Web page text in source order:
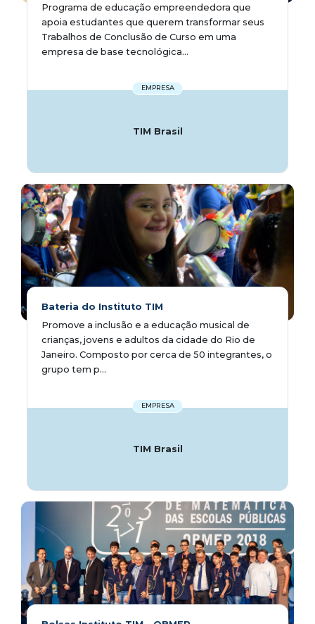
Programa de educação empreendedora que
apoia estudantes que querem transformar seus
Trabalhos de Conclusão de Curso em uma
empresa de base tecnológica...
EMPRESA
TIM Brasil
Bateria do Instituto TIM
Promove a inclusão e a educação musical de
crianças, jovens e adultos da cidade do Rio de
Janeiro. Composto por cerca de 50 integrantes, o
grupo tem p...
EMPRESA
TIM Brasil